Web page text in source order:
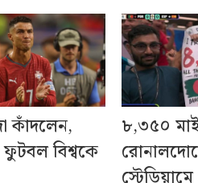
কাঁদলেন,
বিশ্বকে
৮,৩৫০